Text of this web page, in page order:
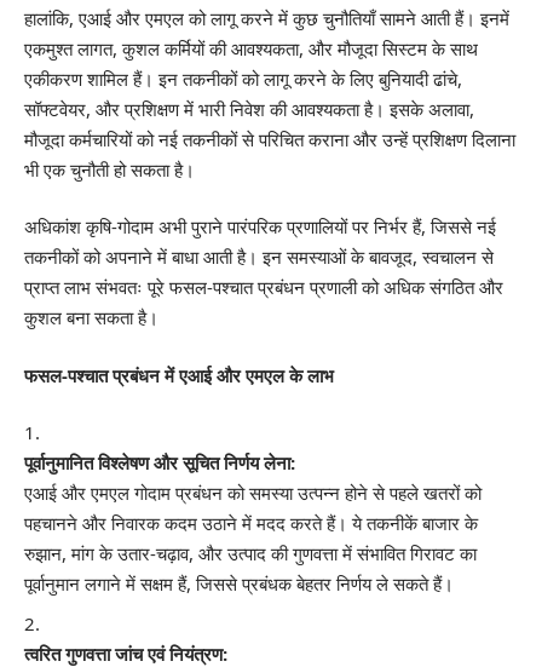
हालांकि, एआई और एमएल को लागू करने में कुछ चुनौतियाँ सामने आती हैं। इनमें
एकमुश्त लागत, कुशल कर्मियों की आवश्यकता, और मौजूदा सिस्टम के साथ
एकीकरण शामिल हैं। इन तकनीकों को लागू करने के लिए बुनियादी ढांचे,
सॉफ्टवेयर, और प्रशिक्षण में भारी निवेश की आवश्यकता है। इसके अलावा,
मौजूदा कर्मचारियों को नई तकनीकों से परिचित कराना और उन्हें प्रशिक्षण दिलाना
भी एक चुनौती हो सकता है।
अधिकांश कृषि-गोदाम अभी पुराने पारंपरिक प्रणालियों पर निर्भर हैं, जिससे नई
तकनीकों को अपनाने में बाधा आती है। इन समस्याओं के बावजूद, स्वचालन से
प्राप्त लाभ संभवतः पूरे फसल-पश्चात प्रबंधन प्रणाली को अधिक संगठित और
कुशल बना सकता है।
फसल-पश्चात प्रबंधन में एआई और एमएल के लाभ
पूर्वानुमानित विश्लेषण और सूचित निर्णय लेना:
एआई और एमएल गोदाम प्रबंधन को समस्या उत्पन्न होने से पहले खतरों को
पहचानने और निवारक कदम उठाने में मदद करते हैं। ये तकनीकें बाजार के
रुझान, मांग के उतार-चढ़ाव, और उत्पाद की गुणवत्ता में संभावित गिरावट का
पूर्वानुमान लगाने में सक्षम हैं, जिससे प्रबंधक बेहतर निर्णय ले सकते हैं।
त्वरित गुणवत्ता जांच एवं नियंत्रण: